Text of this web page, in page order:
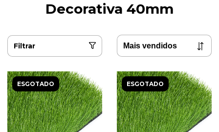
Decorativa 40mm
Filtrar
ESGOTADO ESGOTADO